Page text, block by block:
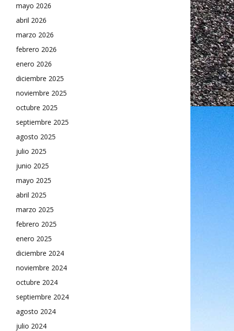
mayo 2026
abril 2026
marzo 2026
febrero 2026
enero 2026
diciembre 2025
noviembre 2025
octubre 2025
septiembre 2025
agosto 2025
julio 2025
junio 2025
mayo 2025
abril 2025
marzo 2025
febrero 2025
enero 2025
diciembre 2024
noviembre 2024
octubre 2024
septiembre 2024
agosto 2024
julio 2024